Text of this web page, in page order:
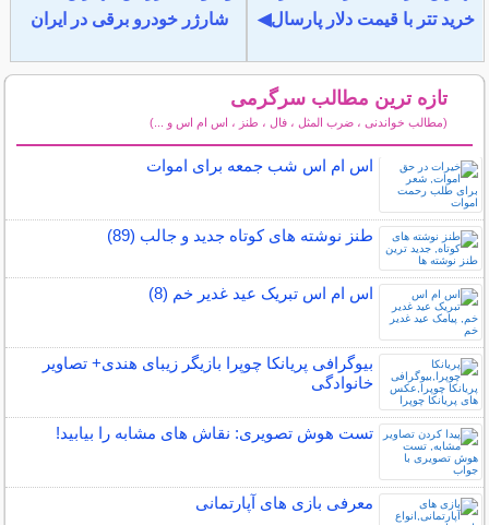
خرید تتر با قیمت دلار پارسال◀
شارژر خودرو برقی در ایران
تازه ترین مطالب سرگرمی
(مطالب خواندنی ، ضرب المثل ، فال ، طنز ، اس ام اس و ...)
اس ام اس شب جمعه برای اموات
طنز نوشته های کوتاه جدید و جالب (89)
اس ام اس تبریک عید غدیر خم (8)
بیوگرافی پریانکا چوپرا بازیگر زیبای هندی+ تصاویر
خانوادگی
تست هوش تصویری: نقاش های مشابه را بیابید!
معرفی بازی های آپارتمانی